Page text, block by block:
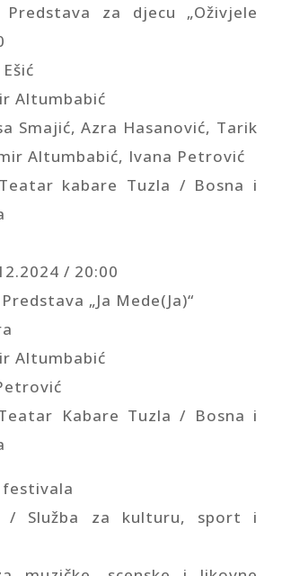
Predstava za djecu „Oživjele
Altumbabić
Smajić, Azra Hasanović, Tarik
Altumbabić, Ivana Petrović
kabare Tuzla / Bosna i
/ 20:00
Predstava „Ja Mede(Ja)“
Altumbabić
Kabare Tuzla / Bosna i
/ Služba za kulturu, sport i